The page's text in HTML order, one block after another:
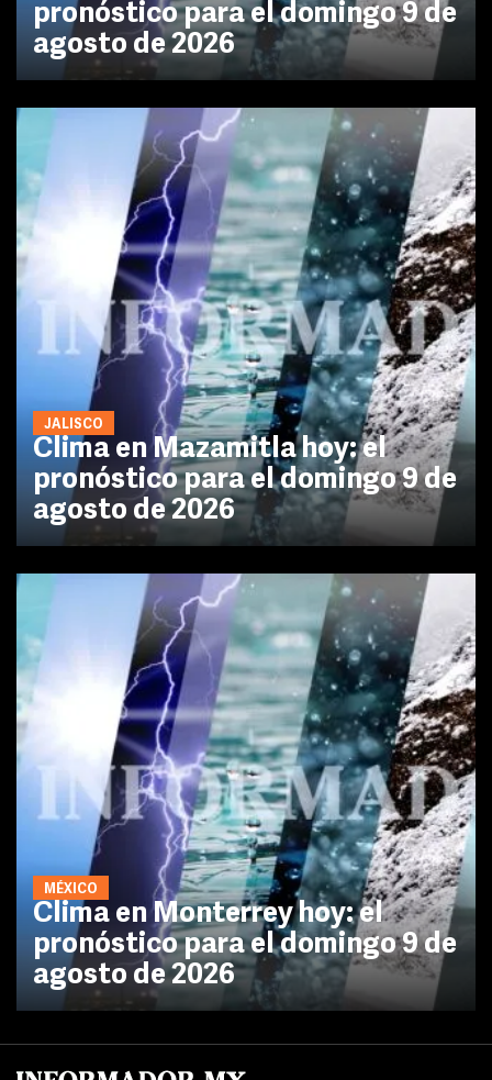
pronóstico para el domingo 9 de
agosto de 2026
JALISCO
Clima en Mazamitla hoy: el
pronóstico para el domingo 9 de
agosto de 2026
MÉXICO
Clima en Monterrey hoy: el
pronóstico para el domingo 9 de
agosto de 2026